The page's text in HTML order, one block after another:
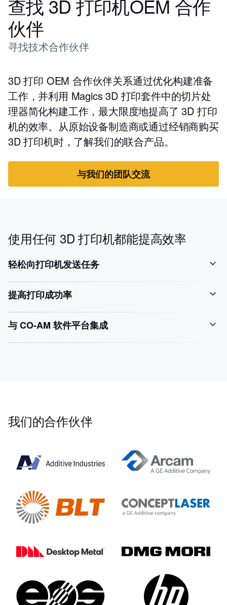
查找 3D 打印机OEM 合作
伙伴
寻找技术合作伙伴
3D 打印 OEM 合作伙伴关系通过优化构建准备
工作，并利用 Magics 3D 打印套件中的切片处
理器简化构建工作，最大限度地提高了 3D 打印
机的效率。从原始设备制造商或通过经销商购买
3D 打印机时，了解我们的联合产品。
与我们的团队交流
使用任何 3D 打印机都能提高效率
轻松向打印机发送任务
提高打印成功率
与 CO-AM 软件平台集成
我们的合作伙伴